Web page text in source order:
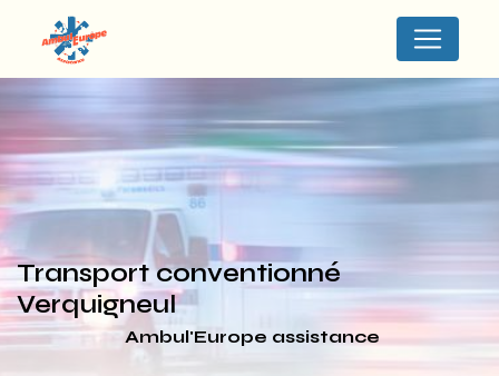
transport conventionné
Verquigneul
Ambul'Europe assistance
Panneau de gestion des cookies